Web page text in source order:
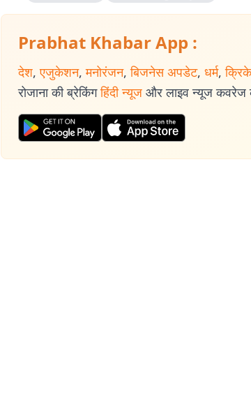
Prabhat Khabar App :
देश, एजुकेशन, मनोरंजन, बिजनेस अपडेट, धर्म,
रोजाना की ब्रेकिंग हिंदी न्यूज और लाइव न्यूज कवरेज